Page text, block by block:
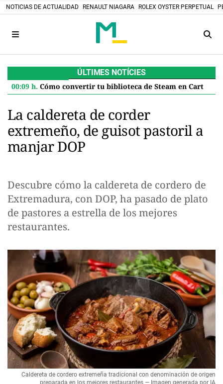
NOTICIAS DE ACTUALIDAD RENAULT NIAGARA ROLEX OYSTER PERPETUAL
ÚLTIMES NOTÍCIES
00:09 h. Cómo convertir tu biblioteca de Steam en Cartuchos retro: el proyecto DIY que desafía el futuro digital
La caldereta de corder
extremeño, de guisot pastoril a
manjar DOP
Descubre cómo la caldereta de cordero de
Extremadura, con DOP, ha pasado de plato
de pastores a estrella de los mejores
restaurantes.
Caldereta de cordero extremeña tradicional con denominación de origen
preparada en los mejores restaurantes — Imagen generada por IA